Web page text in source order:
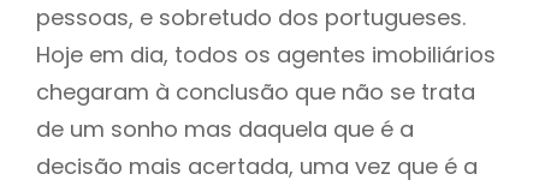
pessoas, e sobretudo dos portugueses.
Hoje em dia, todos os agentes imobiliários
chegaram à conclusão que não se trata
de um sonho mas daquela que é a
decisão mais acertada, uma vez que é a